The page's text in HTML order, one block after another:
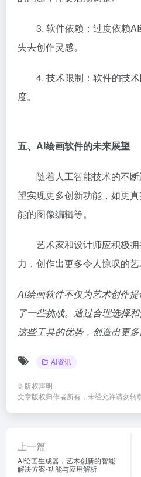
3. 软件依赖：过度依赖
失去创作灵感。
4. 技术限制：软件的技
度。
五、AI绘画软件的未来展望
随着人工智能技术的不
望实现更多创新功能，如更
能的图像编辑等。
艺术家和设计师应积极
力，创作出更多令人惊叹的艺
AI绘画软件不仅为艺术创作
了一些挑战。通过合理选择
这些工具的优势，创造出更多
AI资讯
© 版权声明
文章版权归作者所有，未经允许请勿转载
上一篇
AI绘画生成器，艺术创新的智能
解决方案-功能与应用解析